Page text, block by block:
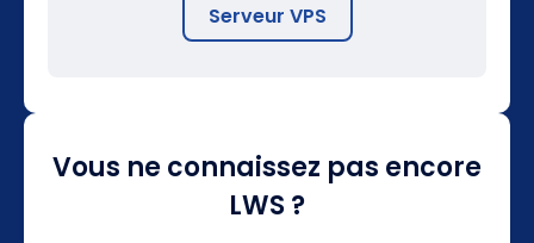
Serveur VPS
Vous ne connaissez pas encore
LWS ?